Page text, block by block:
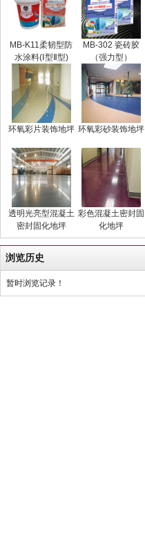
MB-K11柔韧型防
水涂料(Ⅰ型Ⅱ型)
MB-302 瓷砖胶
（强力型）
环氧彩片装饰地坪 环氧彩砂装饰地坪
透明光亮型混凝土
密封固化地坪
彩色混凝土密封固
化地坪
浏览历史
暂时浏览记录！